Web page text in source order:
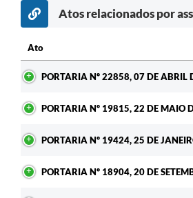
Atos relacionados por
Ato
PORTARIA Nº 22858, 07 DE ABRIL
PORTARIA Nº 19815, 22 DE MAIO
PORTARIA Nº 19424, 25 DE
PORTARIA Nº 18904, 20 DE